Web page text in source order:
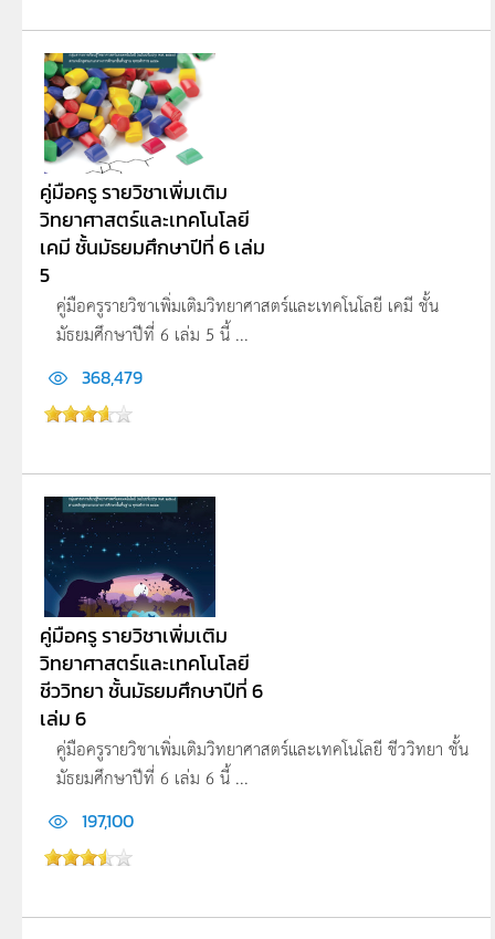
คู่มือครู รายวิชาเพิ่มเติม
วิทยาศาสตร์และเทคโนโลยี
เคมี ชั้นมัธยมศึกษาปีที่ 6 เล่ม
5
คู่มือครูรายวิชาเพิ่มเติมวิทยาศาสตร์และเทคโนโลยี เคมี ชั้น
มัธยมศึกษาปีที่ 6 เล่ม 5 นี้ ...
368,479
คู่มือครู รายวิชาเพิ่มเติม
วิทยาศาสตร์และเทคโนโลยี
ชีววิทยา ชั้นมัธยมศึกษาปีที่ 6
เล่ม 6
คู่มือครูรายวิชาเพิ่มเติมวิทยาศาสตร์และเทคโนโลยี ชีววิทยา ชั้น
มัธยมศึกษาปีที่ 6 เล่ม 6 นี้ ...
197,100